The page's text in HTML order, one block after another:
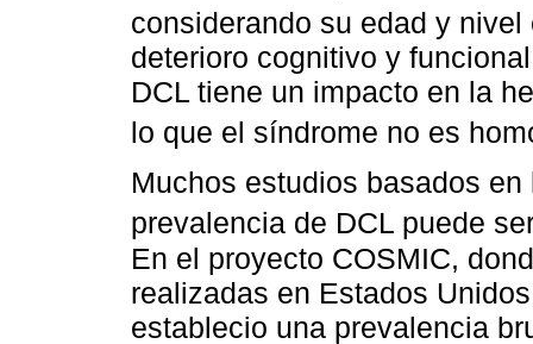
considerando su edad y
deterioro cognitivo y
DCL tiene un impacto en la
lo que el síndrome no es
Muchos estudios basados
prevalencia de DCL puede
En el proyecto COSMIC,
realizadas en Estados
establecio una prevalencia